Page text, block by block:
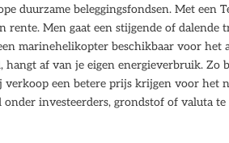
duurzame beleggingsfondsen. Met een
rente. Men gaat een stijgende of dalende
marinehelikopter beschikbaar voor het
af van je eigen energieverbruik. Zo
verkoop een betere prijs krijgen voor het
investeerders, grondstof of valuta